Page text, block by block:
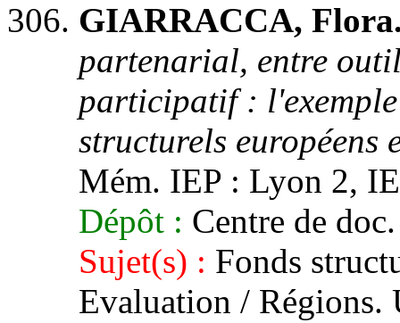
GIARRACCA,
partenarial, entre
participatif :
structurels européens
Mém. IEP : Lyon 2,
Dépôt : Centre de doc.
Sujet(s) : Fonds
Evaluation / Régions.